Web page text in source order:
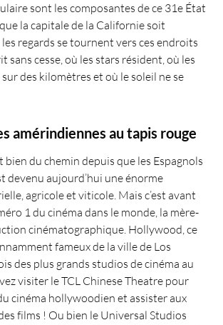
sont les composantes de ce 31e État
la capitale de la Californie soit
regards se tournent vers ces endroits
sans cesse, où les stars résident, où les
sur des kilomètres et où le soleil ne se
amérindiennes au tapis rouge
bien du chemin depuis que les Espagnols
devenu aujourd’hui une énorme
agricole et viticole. Mais c’est avant
1 du cinéma dans le monde, la mère-
cinématographique. Hollywood, ce
fameux de la ville de Los
des plus grands studios de cinéma au
visiter le TCL Chinese Theatre pour
cinéma hollywoodien et assister aux
films ! Ou bien le Universal Studios